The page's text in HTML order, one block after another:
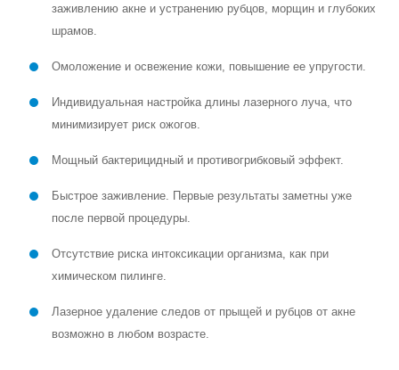
заживлению акне и устранению рубцов, морщин и глубоких
шрамов.
Омоложение и освежение кожи, повышение ее упругости.
Индивидуальная настройка длины лазерного луча, что
минимизирует риск ожогов.
Мощный бактерицидный и противогрибковый эффект.
Быстрое заживление. Первые результаты заметны уже
после первой процедуры.
Отсутствие риска интоксикации организма, как при
химическом пилинге.
Лазерное удаление следов от прыщей и рубцов от акне
возможно в любом возрасте.